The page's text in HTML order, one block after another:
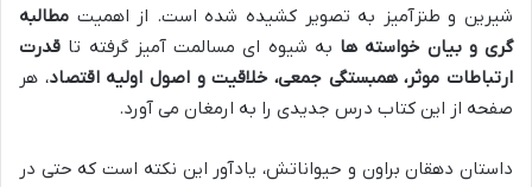
شیرین و طنزآمیز به تصویر کشیده شده است. از اهمیت مطالبه
گری و بیان خواسته ها به شیوه ای مسالمت آمیز گرفته تا قدرت
ارتباطات موثر، همبستگی جمعی، خلاقیت و اصول اولیه اقتصاد، هر
صفحه از این کتاب درس جدیدی را به ارمغان می آورد.
داستان دهقان براون و حیواناتش، یادآور این نکته است که حتی در